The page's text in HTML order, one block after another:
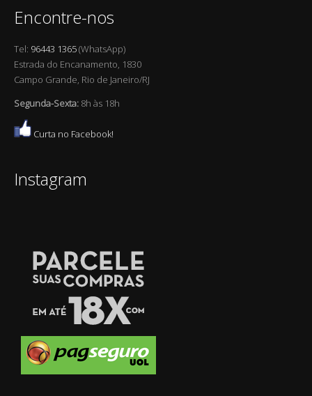
Encontre-nos
Tel: 96443 1365(WhatsApp)
Estrada do Encanamento, 1830
Campo Grande, Rio de Janeiro/RJ
Segunda-Sexta: 8h às 18h
Curta no Facebook!
Instagram